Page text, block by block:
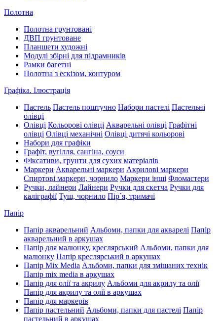
Полотна
Полотна грунтовані
ДВП грунтоване
Планшети художні
Модулі збірні для підрамників
Рамки багетні
Полотна з ескізом, контуром
Графіка. Ілюстрація
Пастель Пастель поштучно Набори пастелі Пастельні
олівці
Олівці Кольорові олівці Акварельні олівці Графітні
олівці Олівці механічні Олівці дитячі кольорові
Набори для графіки
Графіт, вугілля, сангіна, соуси
Фіксативи, грунти для сухих матеріалів
Маркери Акварельні маркери Акрилові маркери
Спиртові маркери, чорнило Маркери інші Фломастери
Ручки, лайнери Лайнери Ручки для скетча Ручки для
каліграфії Туш, чорнило Пір`я, тримачі
Папір
Папір акварельний Альбоми, папки для акварелі Папір
акварельний в аркушах
Папір для малюнку, креслярський Альбоми, папки для
малюнку Папір креслярський в аркушах
Папір Mix Media Альбоми, папки для змішаних технік
Папір mix media в аркушах
Папір для олії та акрилу Альбоми для акрилу та олії
Папір для акрилу та олії в аркушах
Папір для маркерів
Папір пастельний Альбоми, папки для пастелі Папір
пастельний в аркушах